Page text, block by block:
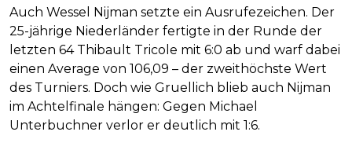
Auch Wessel Nijman setzte ein Ausrufezeichen. Der
25-jährige Niederländer fertigte in der Runde der
letzten 64 Thibault Tricole mit 6:0 ab und warf dabei
einen Average von 106,09 – der zweithöchste Wert
des Turniers. Doch wie Gruellich blieb auch Nijman
im Achtelfinale hängen: Gegen Michael
Unterbuchner verlor er deutlich mit 1:6.